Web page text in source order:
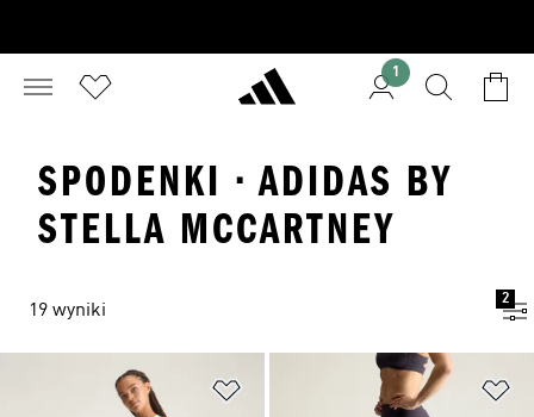
1
SPODENKI · ADIDAS BY
STELLA MCCARTNEY
19 wyniki
2
Dodaj do listy życzeń